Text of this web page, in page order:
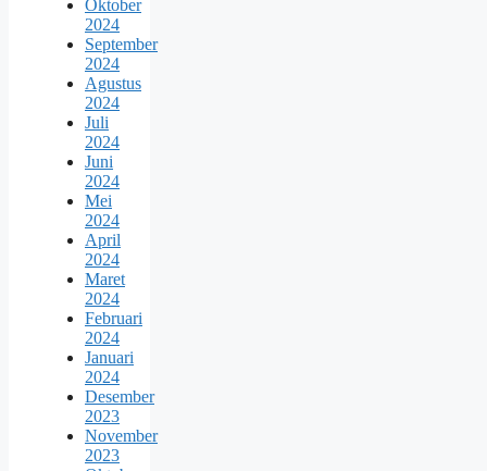
Oktober
2024
September
2024
Agustus
2024
Juli
2024
Juni
2024
Mei
2024
April
2024
Maret
2024
Februari
2024
Januari
2024
Desember
2023
November
2023